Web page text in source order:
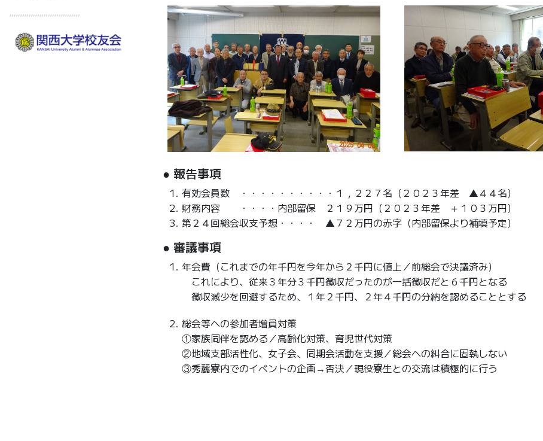
● 報告事項
有効会員数 ・・・・・・・・・・１，２２７名（２０２３年差 ▲４４名）
財務内容 ・・・・内部留保 ２１９万円（２０２３年差 ＋１０３万円）
第２４回総会収支予想・・・・ ▲７２万円の赤字（内部留保より補填予定）
● 審議事項
年会費（これまでの年千円を今年から２千円に値上／前総会で決議済み）
これにより、従来３年分３千円徴収だったのが一括徴収だと６千円となる
徴収減少を回避するため、１年２千円、２年４千円の分納を認めることとする
総会等への参加者増員対策
①家族同伴を認める／高齢化対策、育児世代対策
②地域支部活性化、女子会、同期会活動を支援／総会への糾合に固執しない
③秀麗寮内でのイベントの企画→否決／現役寮生との交流は積極的に行う